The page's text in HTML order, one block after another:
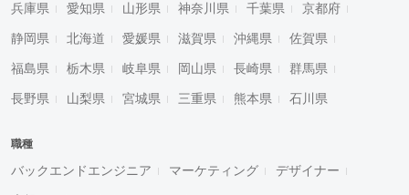
兵庫県 愛知県 山形県 神奈川県 千葉県 京都府
静岡県 北海道 愛媛県 滋賀県 沖縄県 佐賀県
福島県 栃木県 岐阜県 岡山県 長崎県 群馬県
長野県 山梨県 宮城県 三重県 熊本県 石川県
職種
バックエンドエンジニア マーケティング デザイナー